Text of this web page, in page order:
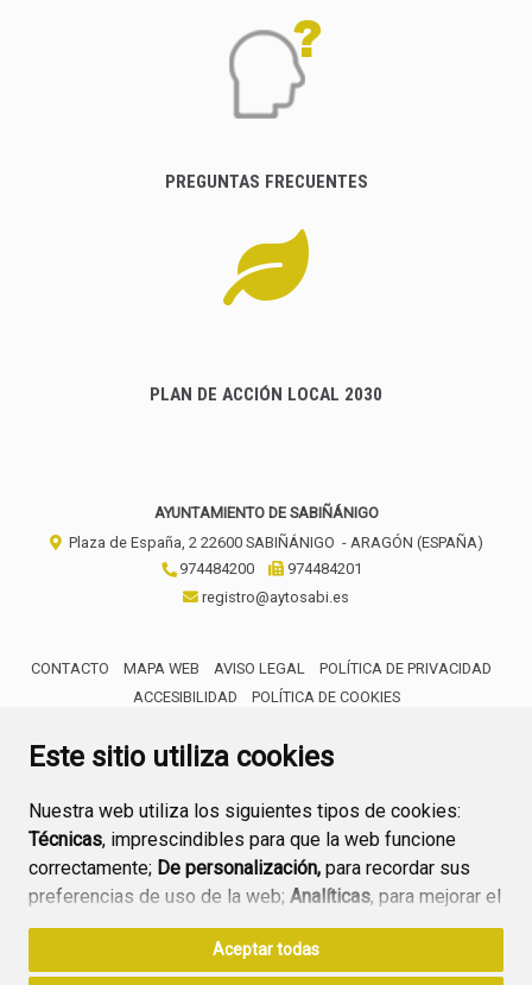
Este sitio utiliza cookies
Nuestra web utiliza los siguientes tipos de cookies:
Técnicas, imprescindibles para que la web funcione
correctamente; De personalización, para recordar sus
preferencias de uso de la web; Analíticas, para mejorar el
funcionamiento de la web y sus servicios.
Si acepta pulsando el botón“Aceptar todas”
Aceptar todas
PREGUNTAS FRECUENTES
PLAN DE ACCIÓN LOCAL 2030
AYUNTAMIENTO DE SABIÑÁNIGO
Plaza de España, 2 22600 SABIÑÁNIGO - ARAGÓN (ESPAÑA)
974484200
974484201
registro@aytosabi.es
CONTACTO MAPA WEB AVISO LEGAL
POLÍTICA DE PRIVACIDAD
ACCESIBILIDAD
POLÍTICA DE COOKIES